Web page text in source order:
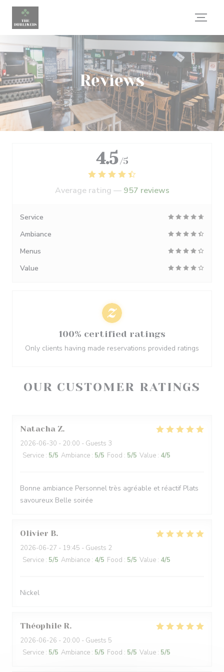
Personalizing your cookie choices
Reviews
OUR CUSTOMER RATINGS
Natacha Z
2026-06-30 - 20:00 - Guests 3
Service : 5/5 Ambiance : 5/5 Food : 5/5 Value : 4/5
Bonne ambiance Personnel très agréable et réactif Plats
savoureux Belle soirée
Olivier B
2026-06-27 - 19:45 - Guests 2
Service : 5/5 Ambiance : 4/5 Food : 5/5 Value : 4/5
Nickel
Théophile R
2026-06-26 - 20:00 - Guests 5
Service : 5/5 Ambiance : 5/5 Food : 5/5 Value : 5/5
4.5 /5
Average rating — 957 reviews
Service
Ambiance
Menus
Value
100% certified ratings
Only clients having made reservations provided ratings